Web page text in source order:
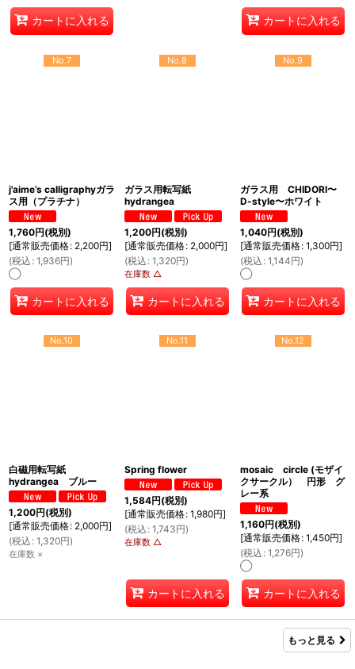
カートに入れる カートに入れる
No.7
j'aime’s calligraphyガラ
ス用（プラチナ）
1,760円(税別)
[通常販売価格: 2,200円]
(税込 : 1,936円)
◯
カートに入れる
No.8
ガラス用転写紙
hydrangea
1,200円(税別)
[通常販売価格: 2,000円]
(税込 : 1,320円)
在庫数 △
カートに入れる
No.9
ガラス用 CHIDORI〜
D-style〜ホワイト
1,040円(税別)
[通常販売価格: 1,300円]
(税込 : 1,144円)
◯
カートに入れる
No.10
白磁用転写紙
hydrangea ブルー
1,200円(税別)
[通常販売価格: 2,000円]
(税込 : 1,320円)
在庫数 ×
No.11
Spring flower
1,584円(税別)
[通常販売価格: 1,980円]
(税込 : 1,743円)
在庫数 △
カートに入れる
No.12
mosaic circle (モザイ
クサークル） 円形 グ
レー系
1,160円(税別)
[通常販売価格: 1,450円]
(税込 : 1,276円)
◯
カートに入れる
もっと見る